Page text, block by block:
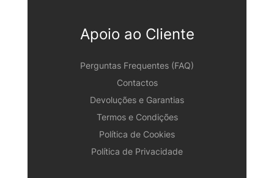
Apoio ao Cliente
Perguntas Frequentes (FAQ)
Contactos
Devoluções e Garantias
Termos e Condições
Política de Cookies
Política de Privacidade